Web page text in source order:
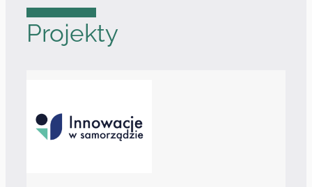
Projekty